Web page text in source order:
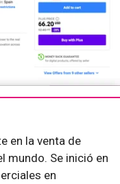
en la venta de
mundo. Se inició en
en